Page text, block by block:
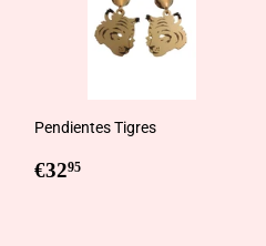
Pendientes Tigres
Regular
€3295